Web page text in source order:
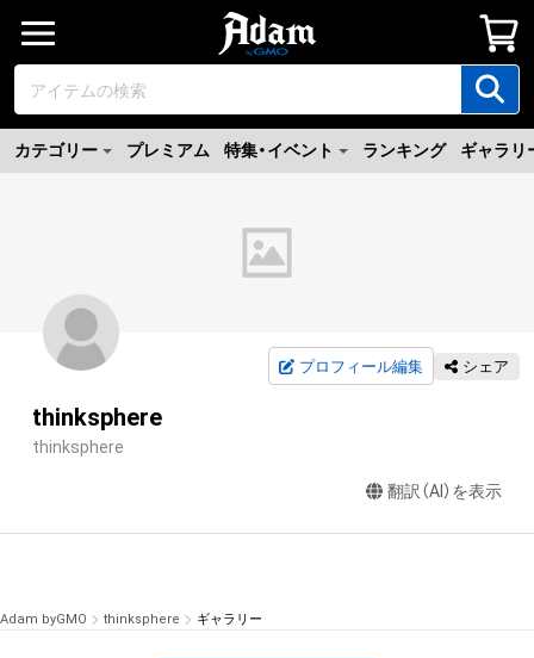
カテゴリー プレミアム 特集・イベント ランキング ギャラリ
プロフィール編集 シェア
thinksphere
thinksphere
翻訳（AI）を表示
Adam byGMO thinksphere ギャラリー